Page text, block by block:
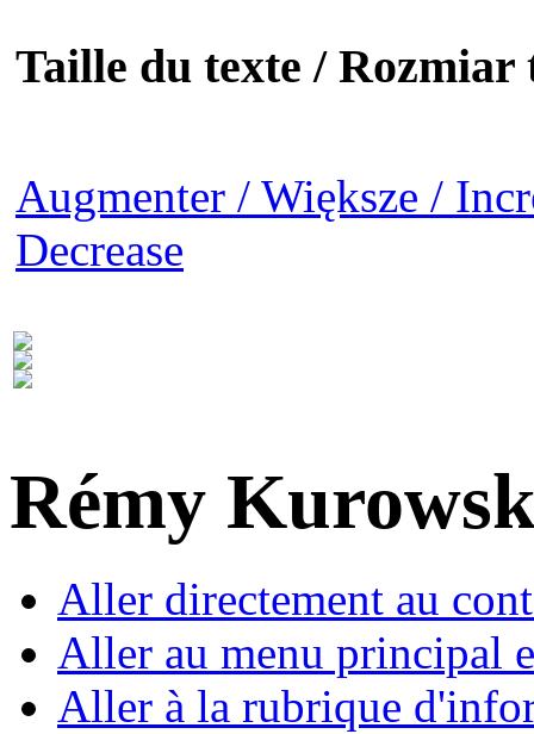
Taille du texte / Rozmiar
Augmenter / Większe /
Decrease
Rémy
Aller directement au
Aller au menu principal
Aller à la rubrique